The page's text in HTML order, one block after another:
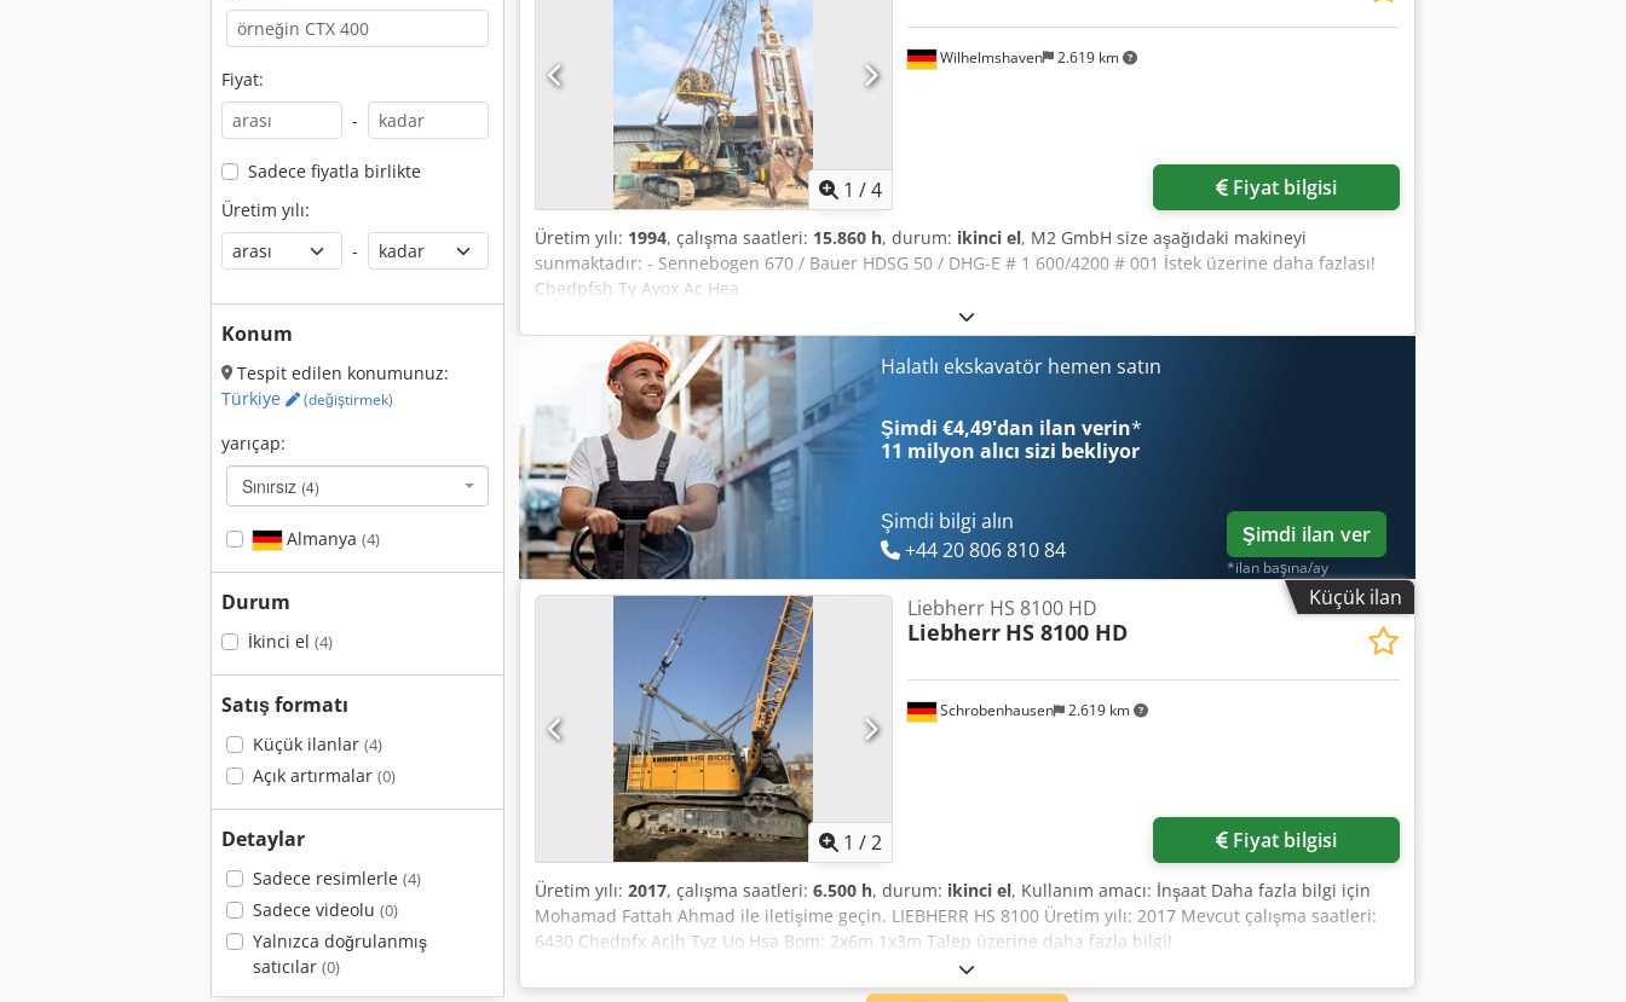
Fiyat:
-
Sadece fiyatla birlikte
Üretim yılı:
-
Konum
Tespit edilen konumunuz:
Türkiye
(değiştirmek)
yarıçap:
Sınırsız (4)
Almanya (4)
Durum
İkinci el (4)
Satış formatı
Küçük ilanlar (4)
Açık artırmalar (0)
Detaylar
Sadece resimlerle (4)
Sadece videolu (0)
Yalnızca doğrulanmış
satıcılar (0)
1 /4
Wilhelmshaven 2.619 km
Fiyat bilgisi
Üretim yılı: 1994, çalışma saatleri: 15.860 h, durum: ikinci el, M2 GmbH size aşağıdaki makineyi
sunmaktadır: - Sennebogen 670 / Bauer HDSG 50 / DHG-E # 1 600/4200 # 001 İstek üzerine daha fazlası!
Chedpfsh Ty Avox Ac Hea
Halatlı ekskavatör hemen satın
Şimdi €4,49'dan ilan verin*
11 milyon alıcı sizi bekliyor
Şimdi bilgi alın
+44 20 806 810 84
Şimdi ilan ver
*ilan başına/ay
Küçük ilan
1 /2
Schrobenhausen 2.619 km
Liebherr HS 8100 HD
Liebherr HS 8100 HD
Fiyat bilgisi
Üretim yılı: 2017, çalışma saatleri: 6.500 h, durum: ikinci el, Kullanım amacı: İnşaat Daha fazla bilgi için
Mohamad Fattah Ahmad ile iletişime geçin. LIEBHERR HS 8100 Üretim yılı: 2017 Mevcut çalışma saatleri:
6430 Chedpfx Acjh Tyz Uo Hsa Bom: 2x6m 1x3m Talep üzerine daha fazla bilgi!